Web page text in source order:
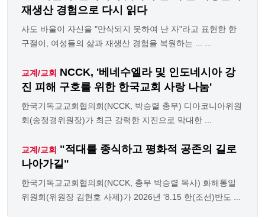
재생산 경험으로 다시 읽다
사도 바울이 자신을 "만삭되지 못하여 난 자"라고 표현한 한
구절이, 여성들의 삶과 재생산 경험을 복원하는 ... ...
교계/교회 NCCK, '베네수엘라 및 인도네시아 강
진 피해 구호를 위한 한국교회 사랑 나눔'
한국기독교교회협의회(NCCK, 박승렬 총무) 디아코니아위원
회(송정경위원장)가 최근 강력한 지진으로 막대한 ...
교계/교회 "적대를 종식하고 평화적 공존의 길로
나아가길"
한국기독교교회협의회(NCCK, 총무 박승렬 목사) 화해통일
위원회(위원장 김현호 사제)가 2026년 '8.15 한(조선)반도 ...